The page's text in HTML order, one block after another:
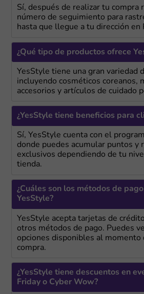
Sí, después de realizar tu compra
número de seguimiento para
hasta que llegue a tu dirección en
¿Qué tipo de productos ofrece
YesStyle tiene una gran variedad
incluyendo cosméticos coreanos,
accesorios y artículos de cuidado
¿YesStyle tiene beneficios para
Sí, YesStyle cuenta con el
donde puedes acumular puntos y
exclusivos dependiendo de tu
tienda.
¿Cuáles son los métodos de
YesStyle?
YesStyle acepta tarjetas de
otros métodos de pago. Puedes
opciones disponibles al momento
compra.
¿YesStyle tiene descuentos en
Friday o Cyber Wow?